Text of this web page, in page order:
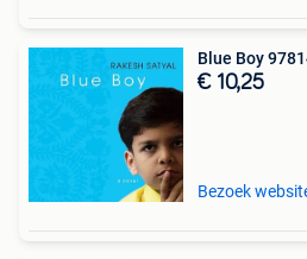
Blue Boy
€ 10,25
Bezoek